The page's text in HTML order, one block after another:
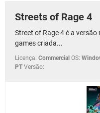
Streets of Rage 4
Street of Rage 4 é a
games criada...
Licença: Commercial OS:
PT Versão: